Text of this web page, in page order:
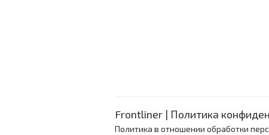
Frontliner | Политика
Политика в отношении обработки